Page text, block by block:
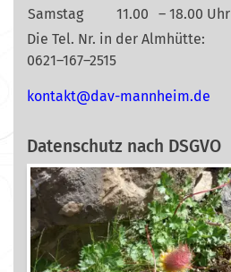
Samstag
11.00
– 18.00 Uhr
Die Tel. Nr. in der Almhütte:
0621–167–2515
ed.mi
ehnna
m-vad
@tkat
nok
Datenschutz nach DSGVO